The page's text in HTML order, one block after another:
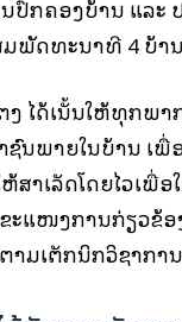
ປົກຄອງບ້ານ ແລະ
ມພັດທະນາທີ 4 ບ້າ
ໄດ້ເນັ້ນໃຫ້ທຸກພາ
ນພາຍໃນບ້ານ ເພື່
ສໍາເລັດໂດຍໄວເພື່
ະແໜງການກ່ຽວຂ້ອ
າມເຕັກນິກວິຊາກາ